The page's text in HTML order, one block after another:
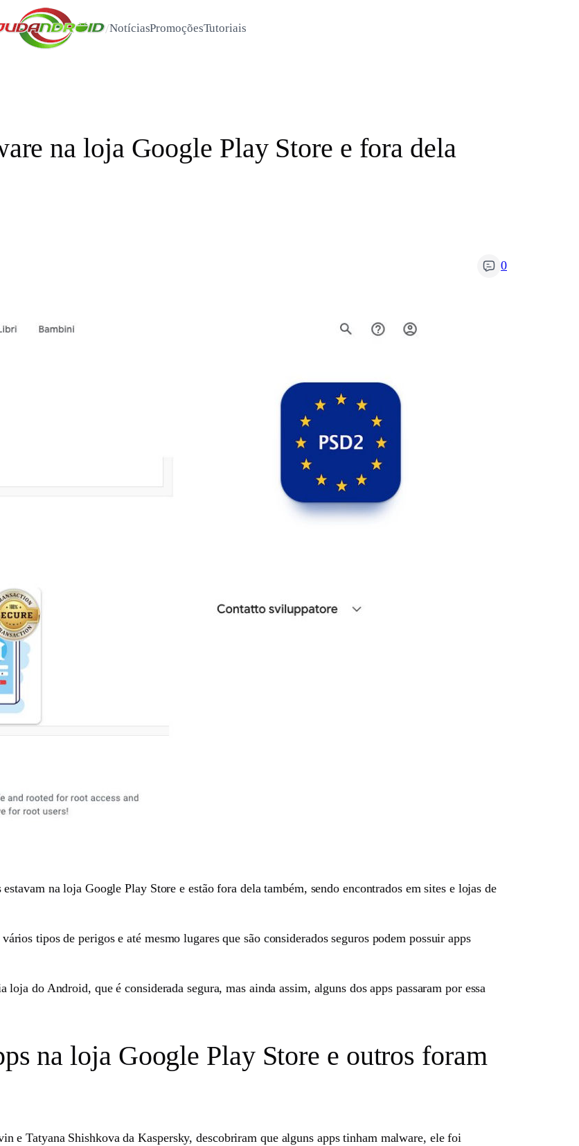
/NotíciasPromoçõesTutoriais
na loja Google Play Store e fora dela
0
na loja Google Play Store e estão fora dela também, sendo encontrados em sites e lojas de
tipos de perigos e até mesmo lugares que são considerados seguros podem possuir apps
loja do Android, que é considerada segura, mas ainda assim, alguns dos apps passaram por essa
na loja Google Play Store e outros foram
e Tatyana Shishkova da Kaspersky, descobriram que alguns apps tinham malware, ele foi